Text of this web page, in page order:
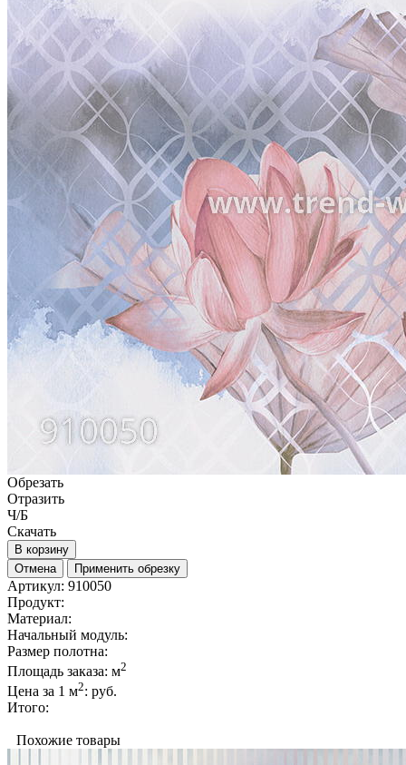
Обрезать
Отразить
Ч/Б
Скачать
В корзину
Отмена
Применить обрезку
Артикул: 910050
Продукт:
Материал:
Начальный модуль:
Размер полотна:
Площадь заказа: м2
Цена за 1 м2: руб.
Итого:
Похожие товары